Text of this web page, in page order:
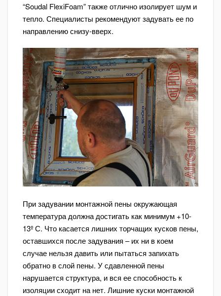
“Soudal FlexiFoam” также отлично изолирует шум и
тепло. Специалисты рекомендуют задувать ее по
направлению снизу-вверх.
При задувании монтажной пены окружающая
температура должна достигать как минимум +10-
13º С. Что касается лишних торчащих кусков пены,
оставшихся после задувания – их ни в коем
случае нельзя давить или пытаться запихать
обратно в слой пены. У сдавленной пены
нарушается структура, и вся ее способность к
изоляции сходит на нет. Лишние куски монтажной